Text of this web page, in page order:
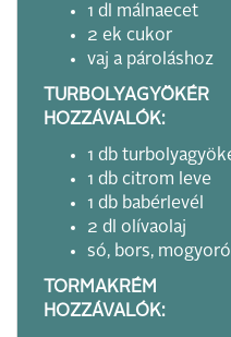
1 dl málnaecet
2 ek cukor
vaj a pároláshoz
TURBOLYAGYÖKÉR
HOZZÁVALÓK:
1 db
1 db citrom leve
1 db babérlevél
2 dl olívaolaj
só, bors,
TORMAKRÉM
HOZZÁVALÓK: